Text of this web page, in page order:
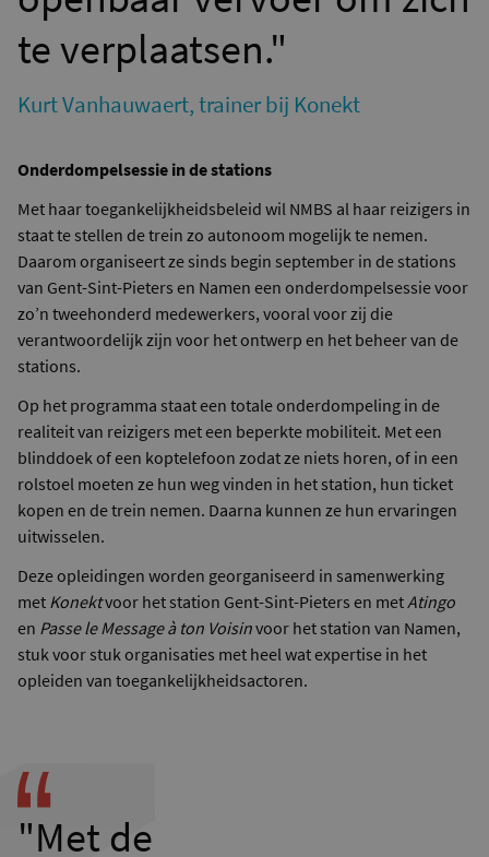
te verplaatsen."
Kurt Vanhauwaert, trainer bij Konekt
Onderdompelsessie in de stations
Met haar toegankelijkheidsbeleid wil NMBS al haar reizigers in
staat te stellen de trein zo autonoom mogelijk te nemen.
Daarom organiseert ze sinds begin september in de stations
van Gent-Sint-Pieters en Namen een onderdompelsessie voor
zo’n tweehonderd medewerkers, vooral voor zij die
verantwoordelijk zijn voor het ontwerp en het beheer van de
stations.
Op het programma staat een totale onderdompeling in de
realiteit van reizigers met een beperkte mobiliteit. Met een
blinddoek of een koptelefoon zodat ze niets horen, of in een
rolstoel moeten ze hun weg vinden in het station, hun ticket
kopen en de trein nemen. Daarna kunnen ze hun ervaringen
uitwisselen.
Deze opleidingen worden georganiseerd in samenwerking
met Konektvoor het station Gent-Sint-Pieters en metAtingo
en Passe le Message à ton Voisinvoor het station van Namen,
stuk voor stuk organisaties met heel wat expertise in het
opleiden van toegankelijkheidsactoren.
"Met de